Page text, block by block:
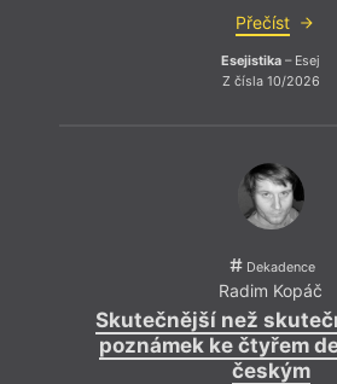
Přečíst
Esejistika – Esej
Z čísla 10/2026
Dekadence
Radim Kopáč
Skutečnější než
poznámek ke čtyřem
českým